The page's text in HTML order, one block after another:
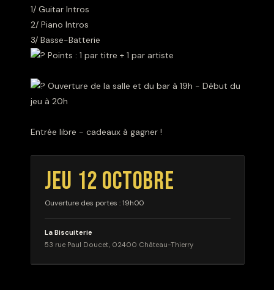
1/ Guitar Intros
2/ Piano Intros
3/ Basse-Batterie
Points : 1 par titre + 1 par artiste
Ouverture de la salle et du bar à 19h - Début du
jeu à 20h
Entrée libre - cadeaux à gagner !
JEU 12 OCTOBRE
Ouverture des portes : 19h00
La Biscuiterie
53 rue Paul Doucet, 02400 Château-Thierry